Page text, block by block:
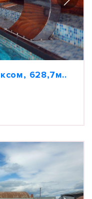
628,7м..